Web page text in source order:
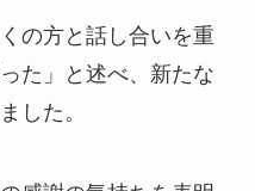
の方と話し合いを重
た」と述べ、新たな
した。